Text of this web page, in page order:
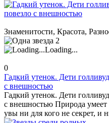
Знаменитости, Красота,
2
Loading...
0
Гадкий утенок. Дети
с внешностью
Гадкий утенок. Дети
с внешностью Природа
увы ни для кого не секрет, и